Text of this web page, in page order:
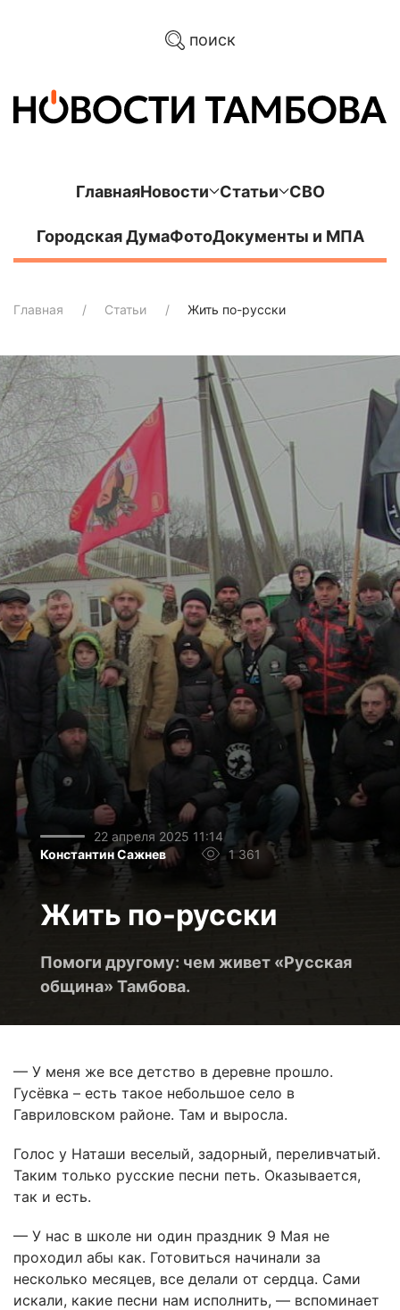
поиск
ГлавнаяНовости Статьи СВО
Городская ДумаФотоДокументы и МПА
Главная Статьи Жить по-русски
22 апреля 2025 11:14
Константин Сажнев
1 361
Жить по-русски
Помоги другому: чем живет «Русская
община» Тамбова.
— У меня же все детство в деревне прошло.
Гусёвка – есть такое небольшое село в
Гавриловском районе. Там и выросла.
Голос у Наташи веселый, задорный, переливчатый.
Таким только русские песни петь. Оказывается,
так и есть.
— У нас в школе ни один праздник 9 Мая не
проходил абы как. Готовиться начинали за
несколько месяцев, все делали от сердца. Сами
искали, какие песни нам исполнить, — вспоминает